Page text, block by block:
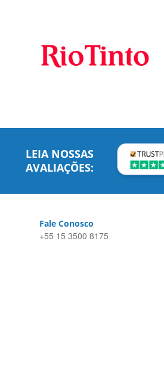
LEIA NOSSAS
AVALIAÇÕES:
Fale Conosco
+55 15 3500 8175